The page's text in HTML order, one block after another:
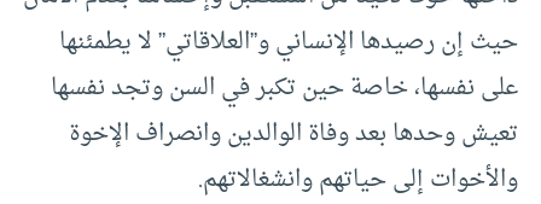
حيث إن رصيدها الإنساني و”العلاقاتي” لا يطمئنها
على نفسها، خاصة حين تكبر في السن وتجد نفسها
تعيش وحدها بعد وفاة الوالدين وانصراف الإخوة
والأخوات إلى حياتهم وانشغالاتهم.